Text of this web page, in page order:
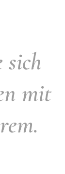
sich
mit